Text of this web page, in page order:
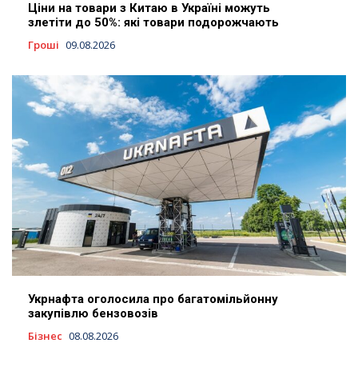
Ціни на товари з Китаю в Україні можуть
злетіти до 50%: які товари подорожчають
Гроші 09.08.2026
Укрнафта оголосила про багатомільйонну
закупівлю бензовозів
Бізнес 08.08.2026